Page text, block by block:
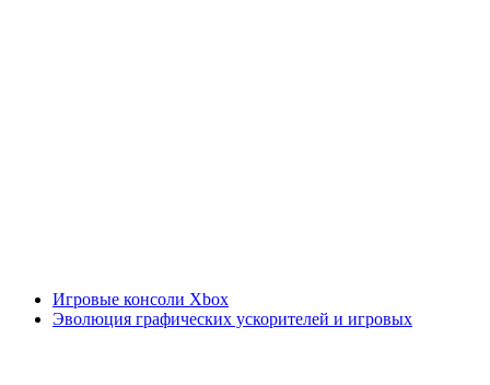
Игровые консоли Xbox
Эволюция графических ускорителей и игровых